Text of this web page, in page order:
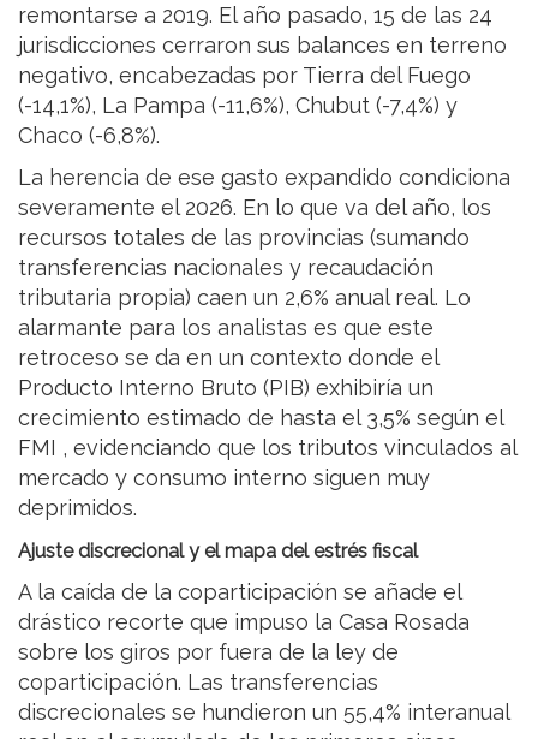
remontarse a 2019. El año pasado, 15 de las 24
jurisdicciones cerraron sus balances en terreno
negativo, encabezadas por Tierra del Fuego
(-14,1%), La Pampa (-11,6%), Chubut (-7,4%) y
Chaco (-6,8%).
La herencia de ese gasto expandido condiciona
severamente el 2026. En lo que va del año, los
recursos totales de las provincias (sumando
transferencias nacionales y recaudación
tributaria propia) caen un 2,6% anual real. Lo
alarmante para los analistas es que este
retroceso se da en un contexto donde el
Producto Interno Bruto (PIB) exhibiría un
crecimiento estimado de hasta el 3,5% según el
FMI , evidenciando que los tributos vinculados al
mercado y consumo interno siguen muy
deprimidos.
Ajuste discrecional y el mapa del estrés fiscal
A la caída de la coparticipación se añade el
drástico recorte que impuso la Casa Rosada
sobre los giros por fuera de la ley de
coparticipación. Las transferencias
discrecionales se hundieron un 55,4% interanual